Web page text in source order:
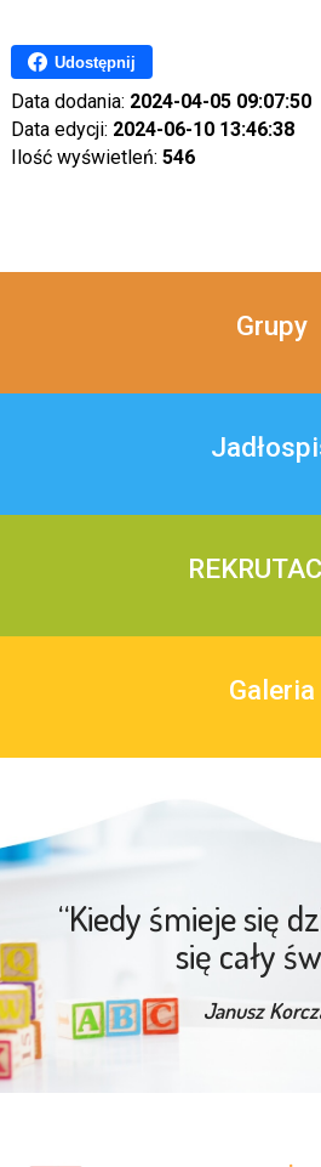
Udostępnij
Data dodania: 2024-04-05 09:07:50
Data edycji: 2024-06-10 13:46:38
Ilość wyświetleń: 546
Grupy
Galeria
“Kiedy śmieje się
się cały
Janusz